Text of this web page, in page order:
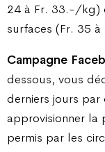
24 à Fr. 33.-/kg)
surfaces (Fr. 35
Campagne
dessous, vous
derniers jours
approvisionner la
permis par les